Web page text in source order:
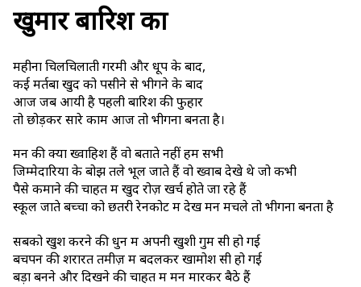
खुमार बारिश का
महीनों चिलचिलाती गरमी और धूप के बाद,
कई मर्तबा खुद को पसीने से भीगने के बाद
आज जब आयी है पहली बारिश की फुहार
तो छोड़कर सारे काम आज तो भीगना बनता है।
मन की क्या ख्वाहिशें हैं वो बताते नहीं हम सभी
जिम्मेदारियों के बोझ तले भूल जाते हैं वो ख्वाब देखे थे जो कभी
पैसे कमाने की चाहत में खुद रोज़ खर्च होते जा रहे हैं
स्कूल जाते बच्चों को छतरी रेनकोट में देख मन मचले तो भीगना बनता है
सबको खुश करने की धुन में अपनी खुशी गुम सी हो गई
बचपन की शरारतें तमीज़ में बदलकर खामोश सी हो गई
बड़ा बनने और दिखने की चाहत में मन मारकर बैठे हैं